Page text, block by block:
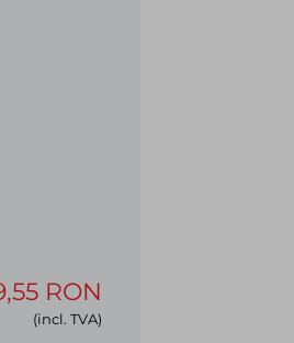
RON
(incl. TVA)